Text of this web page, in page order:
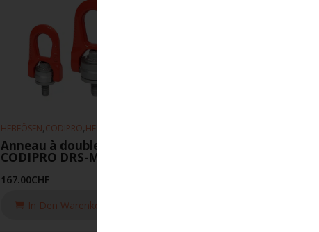
HEBEÖSEN,CODIPRO,HEBEZEUGE
Anneau à double articulation
CODIPRO DRS-M27-UP
167.00CHF
In Den Warenkorb Legen